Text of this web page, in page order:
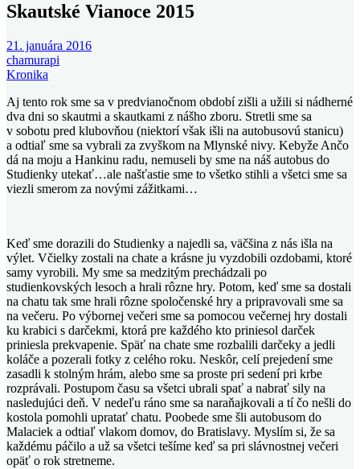
Skautské Vianoce 2015
21. januára 2016
chamurapi
Kronika
Aj tento rok sme sa v predvianočnom období zišli a užili si nádherné
dva dni so skautmi a skautkami z nášho zboru. Stretli sme sa
v sobotu pred klubovňou (niektorí však išli na autobusovú stanicu)
a odtiaľ sme sa vybrali za zvyškom na Mlynské nivy. Kebyže Ančo
dá na moju a Hankinu radu, nemuseli by sme na náš autobus do
Studienky utekať…ale našťastie sme to všetko stihli a všetci sme sa
viezli smerom za novými zážitkami…
Keď sme dorazili do Studienky a najedli sa, väčšina z nás išla na
výlet. Včielky zostali na chate a krásne ju vyzdobili ozdobami, ktoré
samy vyrobili. My sme sa medzitým prechádzali po
studienkovských lesoch a hrali rôzne hry. Potom, keď sme sa dostali
na chatu tak sme hrali rôzne spoločenské hry a pripravovali sme sa
na večeru. Po výbornej večeri sme sa pomocou večernej hry dostali
ku krabici s darčekmi, ktorá pre každého kto priniesol darček
priniesla prekvapenie. Späť na chate sme rozbalili darčeky a jedli
koláče a pozerali fotky z celého roku. Neskôr, celí prejedení sme
zasadli k stolným hrám, alebo sme sa proste pri sedení pri krbe
rozprávali. Postupom času sa všetci ubrali spať a nabrať sily na
nasledujúci deň. V nedeľu ráno sme sa naraňajkovali a tí čo nešli do
kostola pomohli upratať chatu. Poobede sme šli autobusom do
Malaciek a odtiaľ vlakom domov, do Bratislavy. Myslím si, že sa
každému páčilo a už sa všetci tešíme keď sa pri slávnostnej večeri
opäť o rok stretneme.